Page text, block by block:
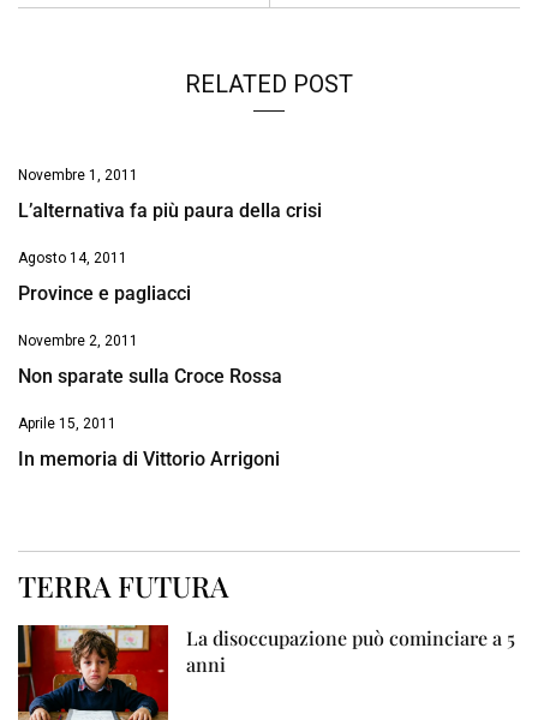
RELATED POST
Novembre 1, 2011
L’alternativa fa più paura della crisi
Agosto 14, 2011
Province e pagliacci
Novembre 2, 2011
Non sparate sulla Croce Rossa
Aprile 15, 2011
In memoria di Vittorio Arrigoni
TERRA FUTURA
La disoccupazione può cominciare a 5
anni